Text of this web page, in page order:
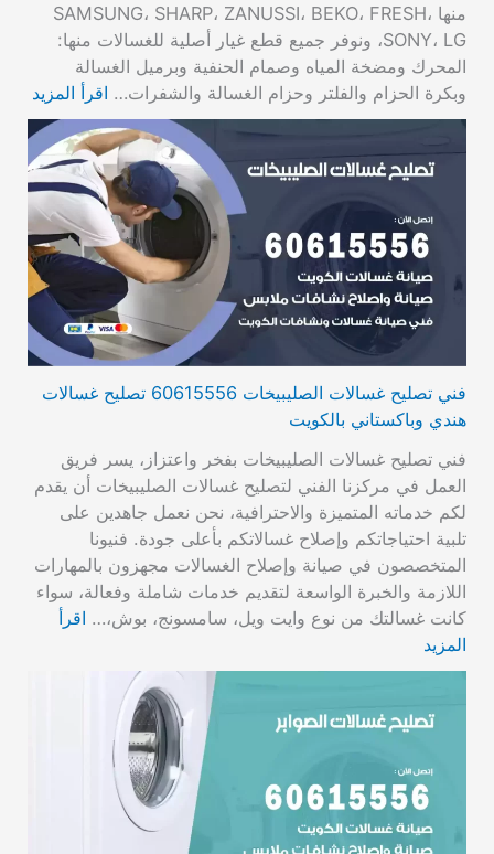
منها SAMSUNG، SHARP، ZANUSSI، BEKO، FRESH،
SONY، LG، ونوفر جميع قطع غيار أصلية للغسالات منها:
المحرك ومضخة المياه وصمام الحنفية وبرميل الغسالة
وبكرة الحزام والفلتر وحزام الغسالة والشفرات… اقرأ المزيد
فني تصليح غسالات الصليبيخات 60615556 تصليح غسالات
هندي وباكستاني بالكويت
فني تصليح غسالات الصليبيخات بفخر واعتزاز، يسر فريق
العمل في مركزنا الفني لتصليح غسالات الصليبيخات أن يقدم
لكم خدماته المتميزة والاحترافية، نحن نعمل جاهدين على
تلبية احتياجاتكم وإصلاح غسالاتكم بأعلى جودة. فنيونا
المتخصصون في صيانة وإصلاح الغسالات مجهزون بالمهارات
اللازمة والخبرة الواسعة لتقديم خدمات شاملة وفعالة، سواء
كانت غسالتك من نوع وايت ويل، سامسونج، بوش،… اقرأ
المزيد